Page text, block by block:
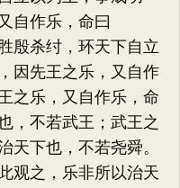
自作乐，命曰
殷杀纣，环天下自立
因先王之乐，又自作
之乐，又自作乐，命
，不若武王；武王之
天下也，不若尧舜。
观之，乐非所以治天